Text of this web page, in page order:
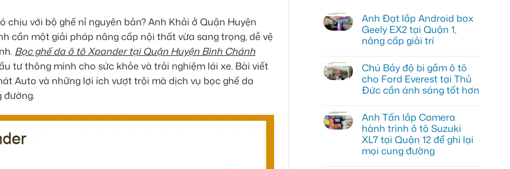
với bộ ghế nỉ nguyên bản? Anh Khải ở Quận Huyện
cần một giải pháp nâng cấp nội thất vừa sang trọng, dễ vệ
Bọc ghế da ô tô Xpander tại Quận Huyện Bình Chánh
tư thông minh cho sức khỏe và trải nghiệm lái xe. Bài viết
Auto và những lợi ích vượt trội mà dịch vụ bọc ghế da
đường.
Anh Đạt lắp Android box
Geely EX2 tại Quận 1,
nâng cấp giải trí
bình
luận
ở
Anh
Android
box
Geely
EX2
tại
Quận
Chú Bảy độ bi gầm ô tô
cho Ford Everest tại Thủ
Đức cần ánh sáng tốt hơn
bình
luận
ở
Chú
Bảy
độ
Anh Tấn lắp Camera
hành trình ô tô Suzuki
XL7 tại Quận 12 để ghi lại
mọi cung đường